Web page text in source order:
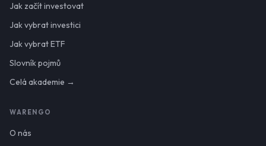
Jak začít investovat
Jak vybrat investici
Jak vybrat ETF
Slovník pojmů
Celá akademie →
WARENGO
O nás